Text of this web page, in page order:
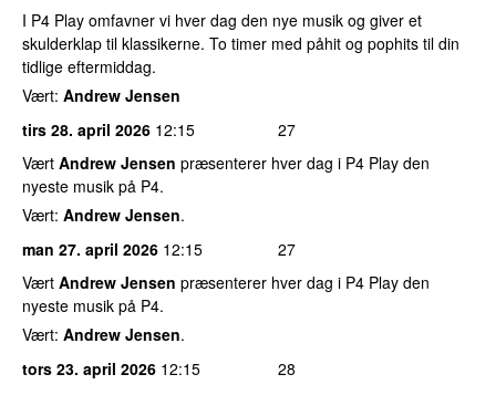
I P4 Play omfavner vi hver dag den nye musik og giver et
skulderklap til klassikerne. To timer med påhit og pophits til din
tidlige eftermiddag.
Vært: Andrew Jensen
tirs 28. april 2026 12:15
27
Vært Andrew Jensen præsenterer hver dag i P4 Play den
nyeste musik på P4.
Vært: Andrew Jensen.
man 27. april 2026 12:15
27
Vært Andrew Jensen præsenterer hver dag i P4 Play den
nyeste musik på P4.
Vært: Andrew Jensen.
tors 23. april 2026 12:15
28